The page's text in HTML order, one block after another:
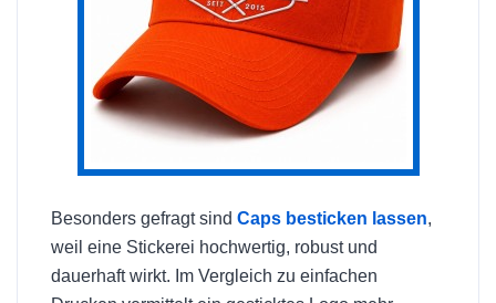
Besonders gefragt sind Caps besticken lassen,
weil eine Stickerei hochwertig, robust und
dauerhaft wirkt. Im Vergleich zu einfachen